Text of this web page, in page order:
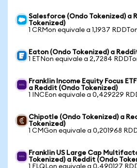
Salesforce (Ondo Tokenized) a
Tokenized)
1 CRMon equivale a 1,1937
Eaton (Ondo Tokenized) a
1 ETNon equivale a 2,7284
Franklin Income Equity Focus
a Reddit (Ondo Tokenized)
1 INCEon equivale a 0,429229
Chipotle (Ondo Tokenized) a
Tokenized)
1 CMGon equivale a 0,201968
Franklin US Large Cap
Tokenized) a Reddit (Ondo
1 FLQLon equivale a 0,490127